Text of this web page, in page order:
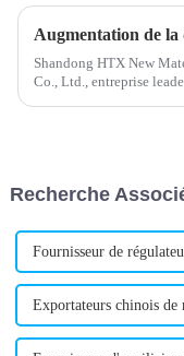
Shandong HTX New
Co., Ltd., entreprise
améliorer les
Recherche
Fournisseur de
Exportateurs chinois